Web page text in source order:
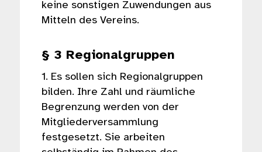
keine sonstigen Zuwendungen aus
Mitteln des Vereins.
§ 3 Regionalgruppen
1. Es sollen sich Regionalgruppen
bilden. Ihre Zahl und räumliche
Begrenzung werden von der
Mitgliederversammlung
festgesetzt. Sie arbeiten